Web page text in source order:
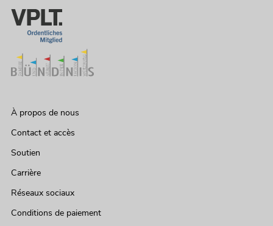
À propos de nous
Contact et accès
Soutien
Carrière
Réseaux sociaux
Conditions de paiement